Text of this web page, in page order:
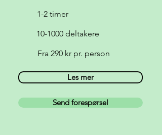
1-2 timer
10-1000 deltakere
Fra 290 kr pr. person
Les mer
Send forespørsel